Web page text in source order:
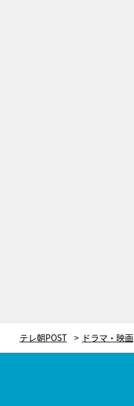
テレ朝POST ドラマ・映画